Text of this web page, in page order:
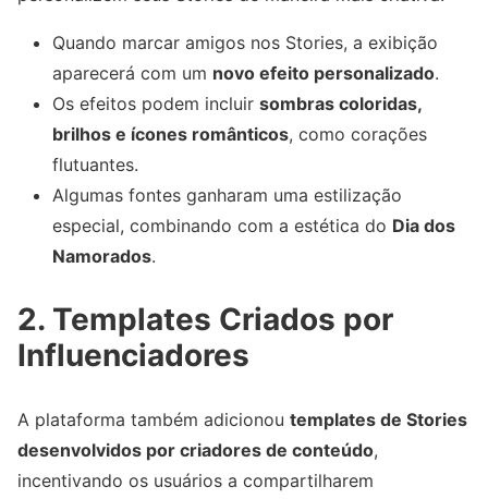
Quando marcar amigos nos Stories, a exibição
aparecerá com um novo efeito personalizado.
Os efeitos podem incluir sombras coloridas,
brilhos e ícones românticos, como corações
flutuantes.
Algumas fontes ganharam uma estilização
especial, combinando com a estética do Dia dos
Namorados.
2. Templates Criados por
Influenciadores
A plataforma também adicionou templates de Stories
desenvolvidos por criadores de conteúdo,
incentivando os usuários a compartilharem